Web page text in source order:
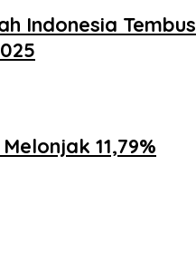
Indonesia Tembus
11,79%